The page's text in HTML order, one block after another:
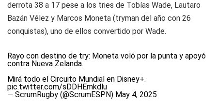
derrota 38 a 17 pese a los tries de Tobías Wade, Lautaro
Bazán Vélez y Marcos Moneta (tryman del año con 26
conquistas), uno de ellos convertido por Wade.
Rayo con destino de try: Moneta voló por la punta y apoyó
contra Nueva Zelanda.
Mirá todo el Circuito Mundial en Disney+.
pic.twitter.com/sDDHEmkdlu
— ScrumRugby (@ScrumESPN) May 4, 2025